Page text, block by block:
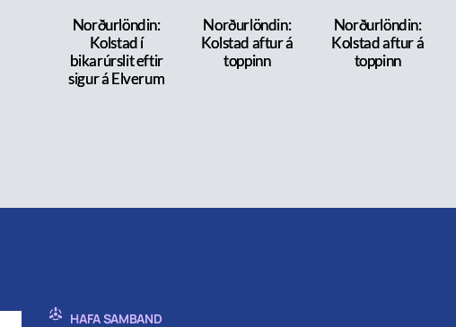
Norðurlöndin:
Kolstad í
bikarúrslit eftir
sigur á Elverum
Norðurlöndin:
Kolstad aftur á
toppinn
Norðurlöndin:
Kolstad aftur á
toppinn
HAFA SAMBAND